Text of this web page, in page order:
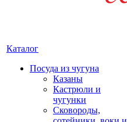
Каталог
Посуда из чугуна
Казаны
Кастрюли и
чугунки
Сковороды,